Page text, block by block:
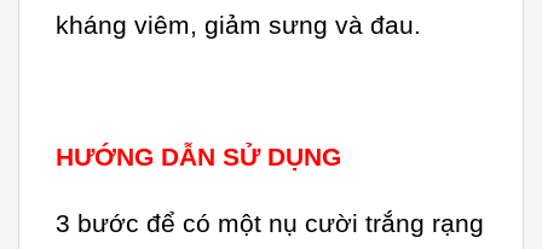
kháng viêm, giảm sưng và đau.
HƯỚNG DẪN SỬ DỤNG
3 bước để có một nụ cười trắng rạng